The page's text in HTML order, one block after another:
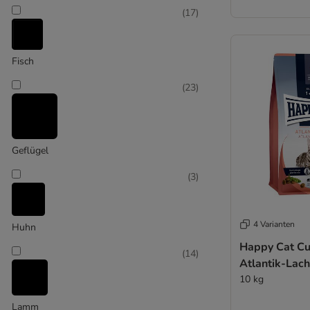
Feringa
Fokker
Greenwoods
Grau
Kitekat
Libra
Lucky Lou
Fisch
(17)
Geflügel
(23)
Huhn
(3)
Lamm
(14)
4 Varianten
Happy Cat
Atlantik-
10 kg